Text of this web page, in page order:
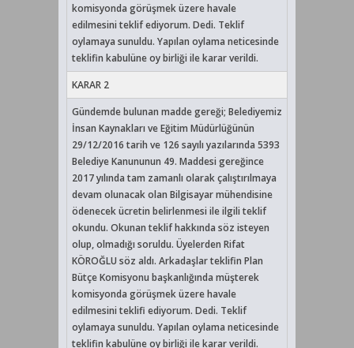
komisyonda görüşmek üzere havale
edilmesini teklif ediyorum. Dedi. Teklif
oylamaya sunuldu. Yapılan oylama neticesinde
teklifin kabulüne oy birliği ile karar verildi.
KARAR 2
Gündemde bulunan madde gereği; Belediyemiz
İnsan Kaynakları ve Eğitim Müdürlüğünün
29/12/2016 tarih ve 126 sayılı yazılarında 5393
Belediye Kanununun 49. Maddesi gereğince
2017 yılında tam zamanlı olarak çalıştırılmaya
devam olunacak olan Bilgisayar mühendisine
ödenecek ücretin belirlenmesi ile ilgili teklif
okundu. Okunan teklif hakkında söz isteyen
olup, olmadığı soruldu. Üyelerden Rifat
KÖROĞLU söz aldı. Arkadaşlar teklifin Plan
Bütçe Komisyonu başkanlığında müşterek
komisyonda görüşmek üzere havale
edilmesini teklifi ediyorum. Dedi. Teklif
oylamaya sunuldu. Yapılan oylama neticesinde
teklifin kabulüne oy birliği ile karar verildi.